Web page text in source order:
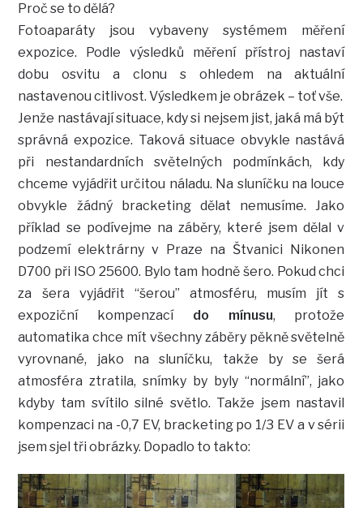
Proč se to dělá?
Fotoaparáty jsou vybaveny systémem měření
expozice. Podle výsledků měření přístroj nastaví
dobu osvitu a clonu s ohledem na aktuální
nastavenou citlivost. Výsledkem je obrázek – toť vše.
Jenže nastávají situace, kdy si nejsem jist, jaká má být
správná expozice. Taková situace obvykle nastává
při nestandardních světelných podmínkách, kdy
chceme vyjádřit určitou náladu. Na sluníčku na louce
obvykle žádný bracketing dělat nemusíme. Jako
příklad se podívejme na záběry, které jsem dělal v
podzemí elektrárny v Praze na Štvanici Nikonen
D700 při ISO 25600. Bylo tam hodně šero. Pokud chci
za šera vyjádřit “šerou” atmosféru, musím jít s
expoziční kompenzací do mínusu, protože
automatika chce mít všechny záběry pěkně světelně
vyrovnané, jako na sluníčku, takže by se šerá
atmosféra ztratila, snímky by byly “normální”, jako
kdyby tam svítilo silné světlo. Takže jsem nastavil
kompenzaci na -0,7 EV, bracketing po 1/3 EV a v sérii
jsem sjel tři obrázky. Dopadlo to takto: